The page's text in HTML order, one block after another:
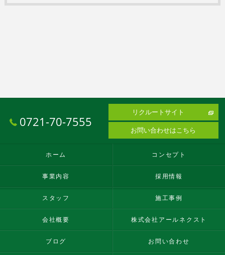
0721-70-7555
リクルートサイト
お問い合わせはこちら
ホーム コンセプト
事業内容 採用情報
スタッフ 施工事例
会社概要 株式会社アールネクスト
ブログ お問い合わせ